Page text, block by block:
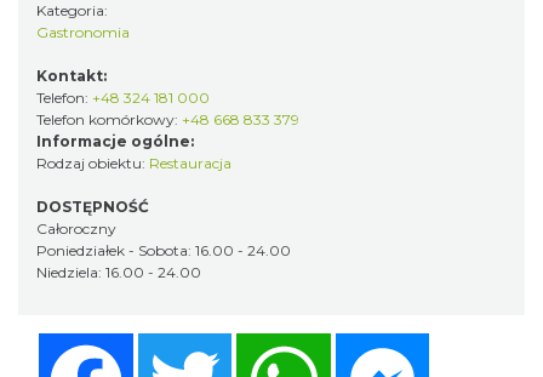
Kategoria:
Gastronomia
Kontakt:
Telefon: +48 324 181 000
Telefon komórkowy: +48 668 833 379
Informacje ogólne:
Rodzaj obiektu: Restauracja
DOSTĘPNOŚĆ
Całoroczny
Poniedziałek - Sobota: 16.00 - 24.00
Niedziela: 16.00 - 24.00
Twitter WhatsApp